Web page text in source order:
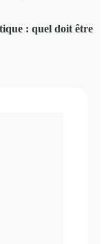
: quel doit être